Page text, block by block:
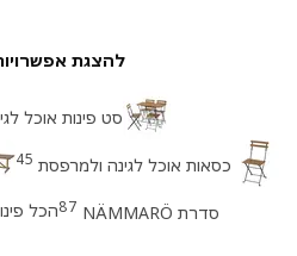
להצגת אפשרויות
סט פינות אוכל
כסאות אוכל לגינה ולמרפסת 45
סדרת NÄMMARÖ 87 הכל פינות